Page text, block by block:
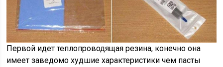
Первой идет теплопроводящая резина, конечно она
имеет заведомо худшие характеристики чем пасты